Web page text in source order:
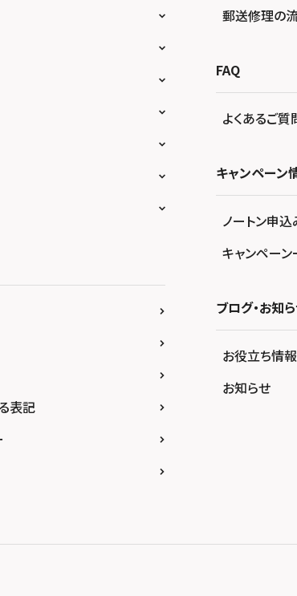
札幌
宮
ル三芳
大宮
ル蒲生
ル新越谷
ル草加花栗
ル東川口
FACE
プラザ小松
総合修理センター
パルコ
屋駅前
杷島
旭
デジタルベース名古屋焼
梅田
ジホ 梅田地下（うめち
デジホ天王寺ミオ
ンタウン茨木太田
モール
ルネ枚方
椎九産大前
天神
下通
モバイル大分府内町
美里
表記
郵送修理の
FAQ
よくあるご質
キャンペーン
ノートン申
キャンペー
ブログ・お知
お役立ち情報
お知らせ